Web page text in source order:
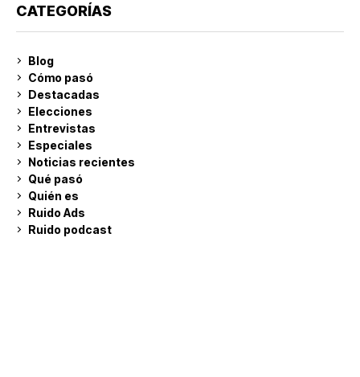
CATEGORÍAS
Blog
Cómo pasó
Destacadas
Elecciones
Entrevistas
Especiales
Noticias recientes
Qué pasó
Quién es
Ruido Ads
Ruido podcast